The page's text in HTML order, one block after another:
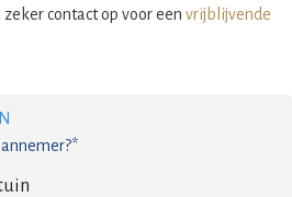
contact op voor een vrijblijvende